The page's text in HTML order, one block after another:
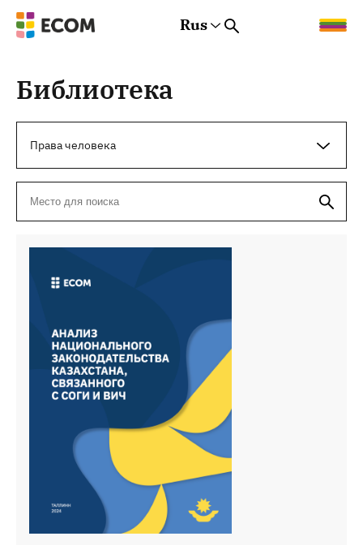
Rus
Библиотека
Права человека